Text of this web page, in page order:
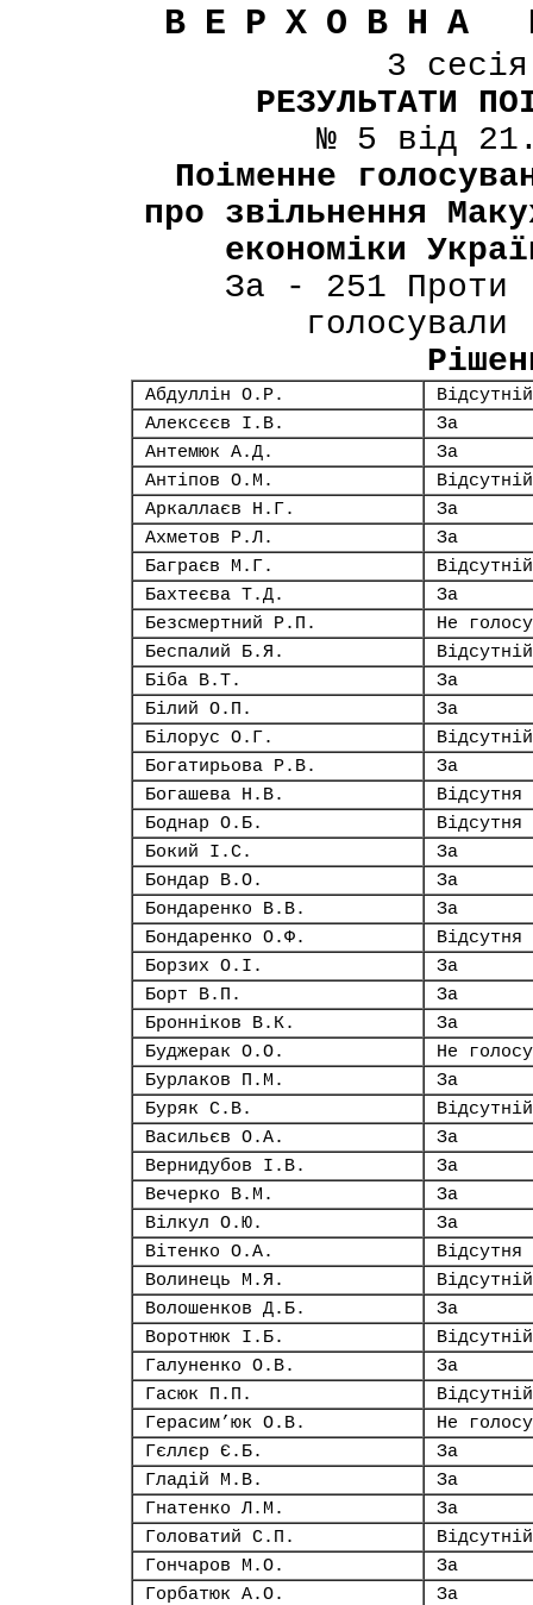
ВЕРХОВНА
3
РЕЗУЛЬТАТИ
№ 5 від
Поіменне
про звільнення
економіки
За - 251 Проти
Абдуллін О.Р.
Відсутній
Алексєєв І.В.
За
Антемюк А.Д.
За
Антіпов О.М.
Відсутній
Аркаллаєв Н.Г.
За
Ахметов Р.Л.
За
Баграєв М.Г.
Відсутній
Бахтеєва Т.Д.
За
Безсмертний Р.П.
Не
Беспалий Б.Я.
Відсутній
Біба В.Т.
За
Білий О.П.
За
Білорус О.Г.
Відсутній
Богатирьова Р.В.
За
Богашева Н.В.
Відсутня
Боднар О.Б.
Відсутня
Бокий І.С.
За
Бондар В.О.
За
Бондаренко В.В.
За
Бондаренко О.Ф.
Відсутня
Борзих О.І.
За
Борт В.П.
За
Бронніков В.К.
За
Буджерак О.О.
Не
Бурлаков П.М.
За
Буряк С.В.
Відсутній
Васильєв О.А.
За
Вернидубов І.В.
За
Вечерко В.М.
За
Вілкул О.Ю.
За
Вітенко О.А.
Відсутня
Волинець М.Я.
Відсутній
Волошенков Д.Б.
За
Воротнюк І.Б.
Відсутній
Галуненко О.В.
За
Гасюк П.П.
Відсутній
Герасим’юк О.В.
Не
Гєллєр Є.Б.
За
Гладій М.В.
За
Гнатенко Л.М.
За
Головатий С.П.
Відсутній
Гончаров М.О.
За
Горбатюк А.О.
За